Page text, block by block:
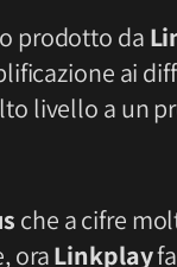
prodotto da
ai
livello a un
che a cifre
oraLinkplay